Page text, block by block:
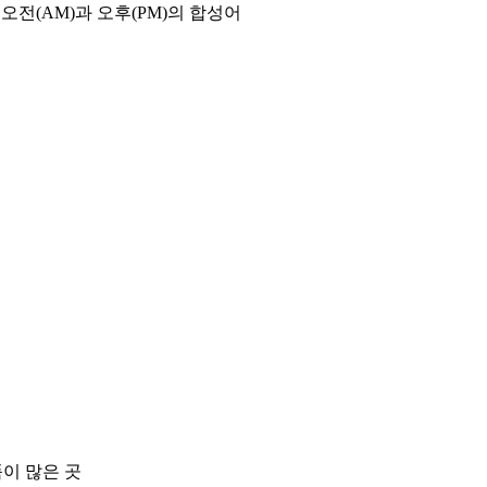
전(AM)과 오후(PM)의 합성어
많은 곳